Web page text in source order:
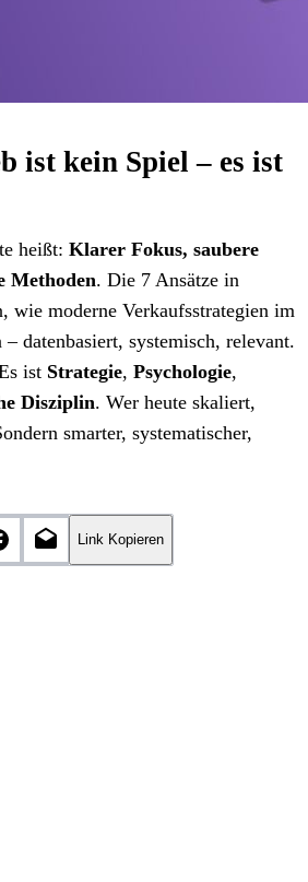
ist kein Spiel – es ist
heißt: Klarer Fokus, saubere
Methoden. Die 7 Ansätze in
wie moderne Verkaufsstrategien im
datenbasiert, systemisch, relevant.
ist Strategie, Psychologie,
Disziplin. Wer heute skaliert,
smarter, systematischer,
Link Kopieren